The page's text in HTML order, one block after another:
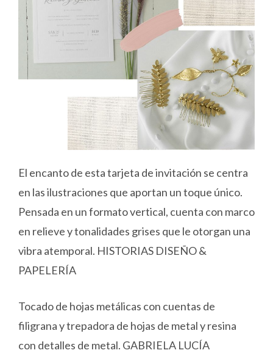
El encanto de esta tarjeta de invitación se centra
en las ilustraciones que aportan un toque único.
Pensada en un formato vertical, cuenta con marco
en relieve y tonalidades grises que le otorgan una
vibra atemporal. HISTORIAS DISEÑO &
PAPELERÍA
Tocado de hojas metálicas con cuentas de
filigrana y trepadora de hojas de metal y resina
con detalles de metal. GABRIELA LUCÍA